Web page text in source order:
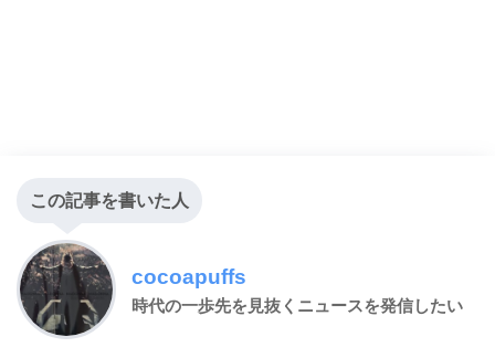
この記事を書いた人
cocoapuffs
時代の一歩先を見抜くニュースを発信したい